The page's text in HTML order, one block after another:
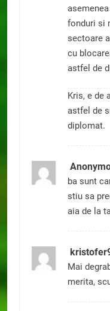
fonduri si
sectoare
cu
astfel de
Kris, e de
astfel de
diplomat.
ba sunt
stiu sa
aia de la
Mai
merita,